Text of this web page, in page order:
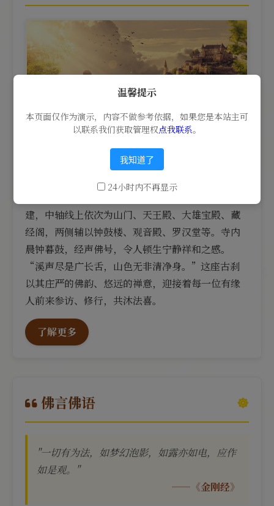
吉祥寺坐落于青山碧水之间，这座古刹庄严古朴，
殿宇巍峨，林木葱郁，晨钟暮佛，梵音缭绕，是一
建，中轴线上依次为山门、天王殿、大雄宝殿、藏
经阁，两侧辅以钟鼓楼、观音殿、罗汉堂等。寺内
晨钟暮鼓，经声佛号，令人顿生宁静祥和之感。
“溪声尽是广长舌，山色无非清净身。”这座古刹
以其庄严的佛韵、悠远的禅意，迎接着每一位有缘
人前来参访、修行，共沐法喜。
了解更多
佛言佛语
"一切有为法，如梦幻泡影，如露亦如电，应作
如是观。"
——《金刚经》
温馨提示
本页面仅作为演示，内容不做参考依据，如果您是本站主可
以联系我们获取管理权点我联系。
我知道了
24小时内不再显示